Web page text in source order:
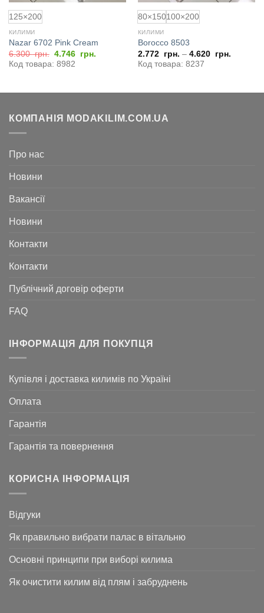
125×200
КИЛИМИ
Nazar 6702 Pink Cream
6.300грн. Оригінальна
ціна:
6.300
4.746 грн.
Код товара: 8982
80×150100×200
КИЛИМИ
Borocco 8503
2.772 грн. – 4.620 грн.
Код товара: 8237
КОМПАНІЯ MODAKILIM.COM.UA
Про нас
Новини
Вакансії
Новини
Контакти
Контакти
Публічний договір оферти
FAQ
ІНФОРМАЦІЯ ДЛЯ ПОКУПЦЯ
Купівля і доставка килимів по Україні
Оплата
Гарантія
Гарантія та повернення
КОРИСНА ІНФОРМАЦІЯ
Відгуки
Як правильно вибрати палас в вітальню
Основні принципи при виборі килима
Як очистити килим від плям і забруднень